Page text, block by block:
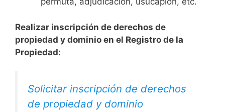
Realizar inscripción de derechos de
propiedad y dominio en el Registro de la
Propiedad:
Solicitar inscripción de derechos
de propiedad y dominio